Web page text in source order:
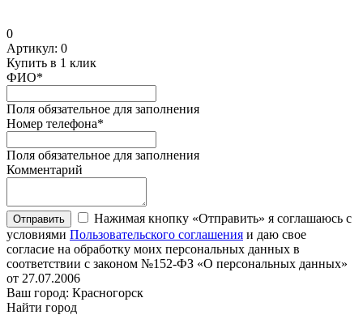
0
Артикул: 0
Купить в 1 клик
ФИО*
Поля обязательное для заполнения
Номер телефона*
Поля обязательное для заполнения
Комментарий
Отправить
Нажимая кнопку «Отправить» я соглашаюсь с
условиями Пользовательского соглашения и даю свое
согласие на обработку моих персональных данных в
соответствии с законом №152-ФЗ «О персональных данных»
от 27.07.2006
Ваш город: Красногорск
Найти город